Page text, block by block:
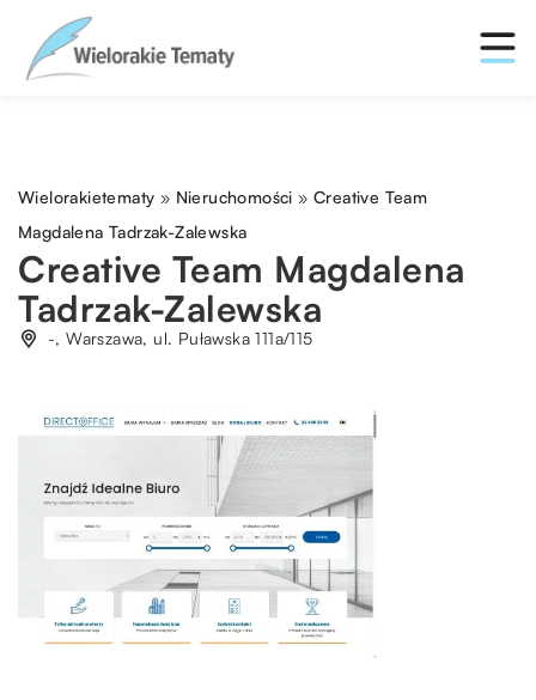
Wielorakietematy » Nieruchomości »Creative Team
Magdalena Tadrzak-Zalewska
Creative Team Magdalena
Tadrzak-Zalewska
-, Warszawa, ul. Puławska 111a/115